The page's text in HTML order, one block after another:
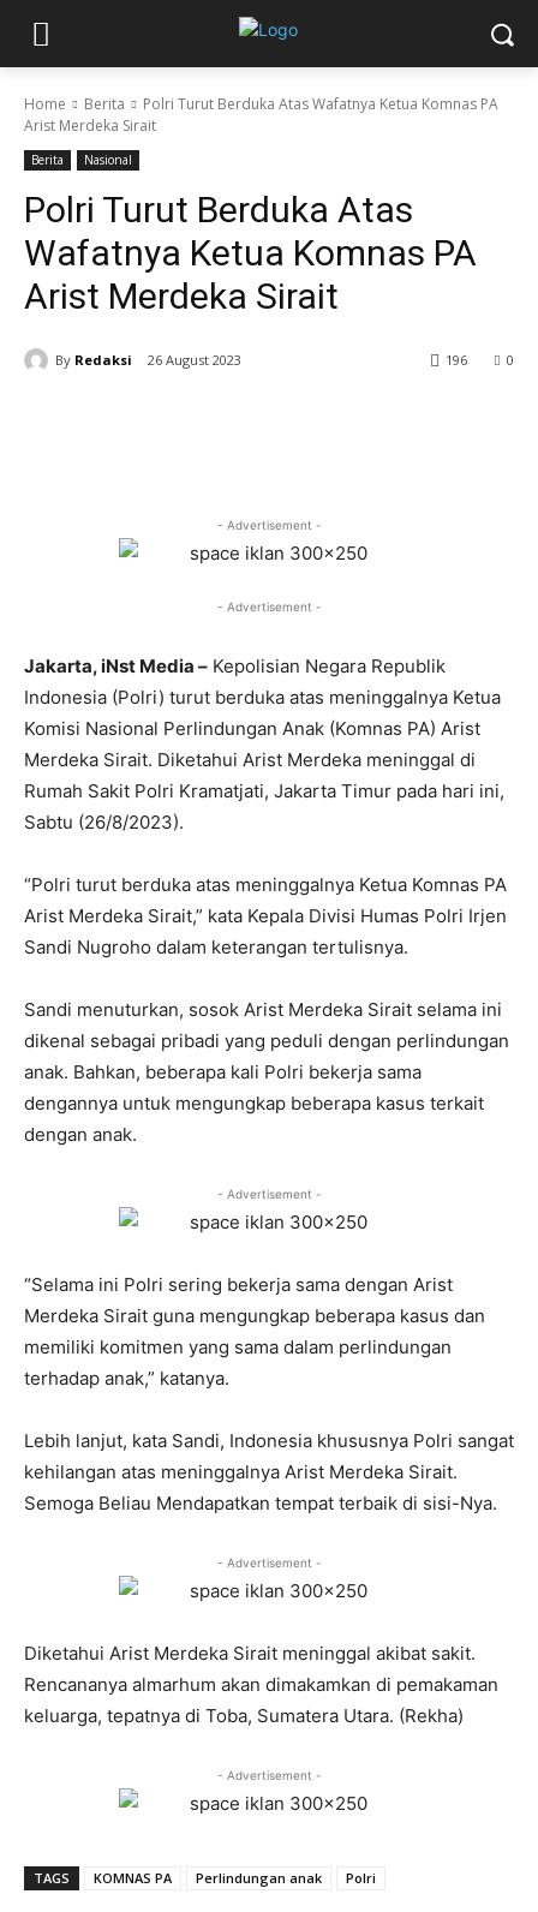
Home Berita
Polri Turut Berduka Atas Wafatnya Ketua Komnas PA
Arist Merdeka Sirait
Berita Nasional
Polri Turut Berduka Atas
Wafatnya Ketua Komnas PA
Arist Merdeka Sirait
By Redaksi 26 August 2023 0
196
- Advertisement -
- Advertisement -
Jakarta, iNst Media – Kepolisian Negara Republik
Indonesia (Polri) turut berduka atas meninggalnya Ketua
Komisi Nasional Perlindungan Anak (Komnas PA) Arist
Merdeka Sirait. Diketahui Arist Merdeka meninggal di
Rumah Sakit Polri Kramatjati, Jakarta Timur pada hari ini,
Sabtu (26/8/2023).
“Polri turut berduka atas meninggalnya Ketua Komnas PA
Arist Merdeka Sirait,” kata Kepala Divisi Humas Polri Irjen
Sandi Nugroho dalam keterangan tertulisnya.
Sandi menuturkan, sosok Arist Merdeka Sirait selama ini
dikenal sebagai pribadi yang peduli dengan perlindungan
anak. Bahkan, beberapa kali Polri bekerja sama
dengannya untuk mengungkap beberapa kasus terkait
dengan anak.
- Advertisement -
“Selama ini Polri sering bekerja sama dengan Arist
Merdeka Sirait guna mengungkap beberapa kasus dan
memiliki komitmen yang sama dalam perlindungan
terhadap anak,” katanya.
Lebih lanjut, kata Sandi, Indonesia khususnya Polri sangat
kehilangan atas meninggalnya Arist Merdeka Sirait.
Semoga Beliau Mendapatkan tempat terbaik di sisi-Nya.
- Advertisement -
Diketahui Arist Merdeka Sirait meninggal akibat sakit.
Rencananya almarhum akan dimakamkan di pemakaman
keluarga, tepatnya di Toba, Sumatera Utara. (Rekha)
- Advertisement -
TAGS KOMNAS PA Perlindungan anak Polri